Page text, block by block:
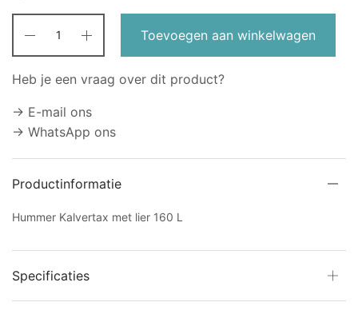
Toevoegen aan winkelwagen
Heb je een vraag over dit product?
→ E-mail ons
→ WhatsApp ons
Productinformatie
Hummer Kalvertax met lier 160 L
Specificaties